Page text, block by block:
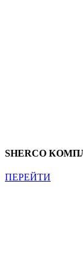
SHERCO
ПЕРЕЙТИ